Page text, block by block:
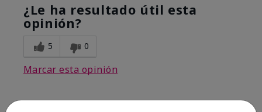
¿Le ha resultado útil esta
opinión?
5 0
Marcar esta opinión